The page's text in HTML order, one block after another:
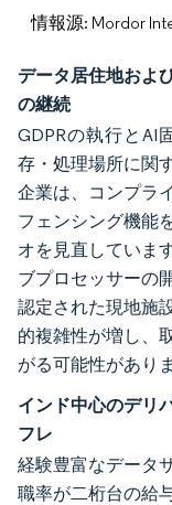
情報源: Mordor
データ居住地およ
の継続
GDPRの執行とAI
存・処理場所に関
企業は、コンプラ
フェンシング機能
オを見直していま
ブプロセッサーの
認定された現地施
的複雑性が増し、
がる可能性がありま
インド中心のデリ
フレ
経験豊富なデータ
職率が二桁台の給